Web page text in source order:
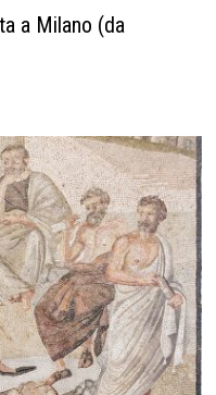
a Milano (da